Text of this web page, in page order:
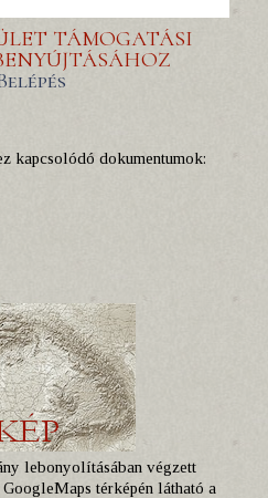
TÁMOGATÁSI
kapcsolódó dokumentumok:
lebonyolításában végzett
térképén látható a